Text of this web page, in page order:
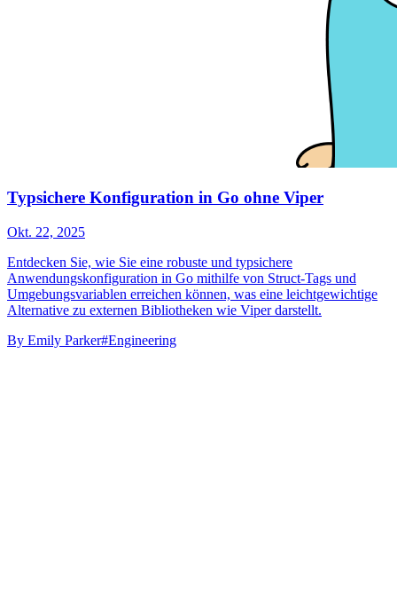
Typsichere Konfiguration in Go ohne Viper
Okt. 22, 2025
Entdecken Sie, wie Sie eine robuste und typsichere
Anwendungskonfiguration in Go mithilfe von Struct-Tags und
Umgebungsvariablen erreichen können, was eine leichtgewichtige
Alternative zu externen Bibliotheken wie Viper darstellt.
By Emily Parker#Engineering